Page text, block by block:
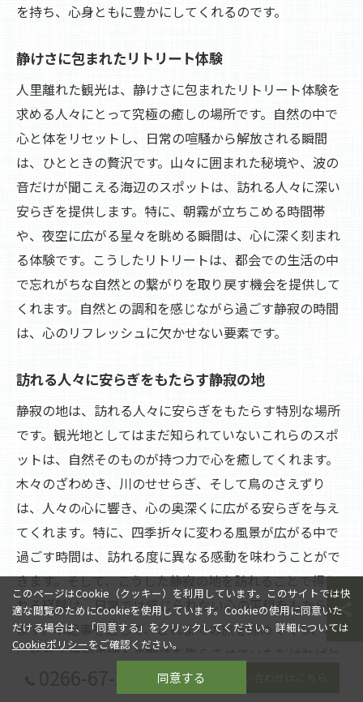
を持ち、心身ともに豊かにしてくれるのです。
静けさに包まれたリトリート体験
人里離れた観光は、静けさに包まれたリトリート体験を
求める人々にとって究極の癒しの場所です。自然の中で
心と体をリセットし、日常の喧騒から解放される瞬間
は、ひとときの贅沢です。山々に囲まれた秘境や、波の
音だけが聞こえる海辺のスポットは、訪れる人々に深い
安らぎを提供します。特に、朝霧が立ちこめる時間帯
や、夜空に広がる星々を眺める瞬間は、心に深く刻まれ
る体験です。こうしたリトリートは、都会での生活の中
で忘れがちな自然との繋がりを取り戻す機会を提供して
くれます。自然との調和を感じながら過ごす静寂の時間
は、心のリフレッシュに欠かせない要素です。
訪れる人々に安らぎをもたらす静寂の地
静寂の地は、訪れる人々に安らぎをもたらす特別な場所
です。観光地としてはまだ知られていないこれらのスポ
ットは、自然そのものが持つ力で心を癒してくれます。
木々のざわめき、川のせせらぎ、そして鳥のさえずり
は、人々の心に響き、心の奥深くに広がる安らぎを与え
てくれます。特に、四季折々に変わる風景が広がる中で
過ごす時間は、訪れる度に異なる感動を味わうことがで
きます。そして、こうした静寂の地を訪れることで得ら
れる経験は、日常では感じられない心の平穏をもたらし
ます。本記事を通じて、これまでの旅を締めくくり、次
に訪れる静寂の地への期待を膨らませていただければと
思います。次回の旅でも、心癒される特別な時間を過ご
このページはCookie（クッキー）を利用しています。このサイトでは快
適な閲覧のためにCookieを使用しています。Cookieの使用に同意いた
だける場合は、「同意する」をクリックしてください。詳細については
Cookieポリシーをご確認ください。
同意する